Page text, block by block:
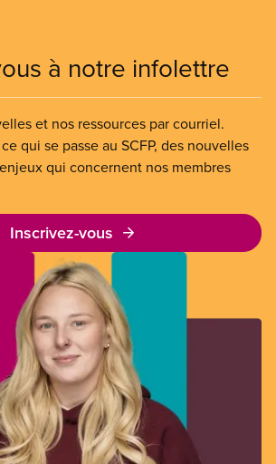
à notre infolettre
et nos ressources par courriel.
qui se passe au SCFP, des nouvelles
qui concernent nos membres
Inscrivez-vous